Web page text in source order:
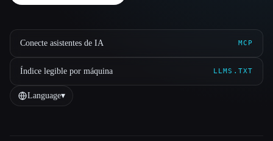
Conecte asistentes de IA MCP
Índice legible por máquina LLMS.TXT
Language▾